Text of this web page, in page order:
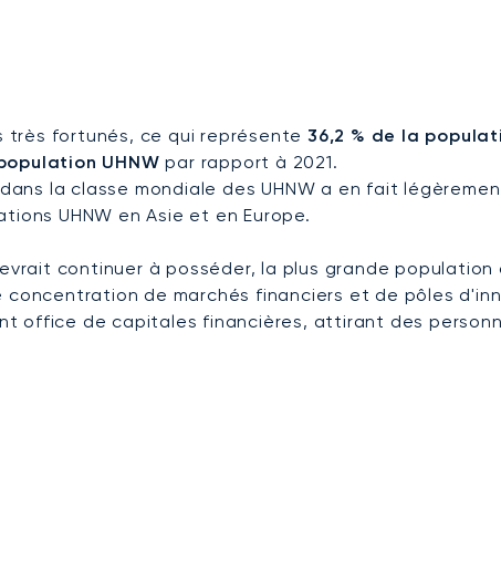
très fortunés, ce qui représente 36,2 % de la
UHNW par rapport à 2021.
la classe mondiale des UHNW a en fait
UHNW en Asie et en Europe.
continuer à posséder, la plus grande
de marchés financiers et de pôles
office de capitales financières, attirant des